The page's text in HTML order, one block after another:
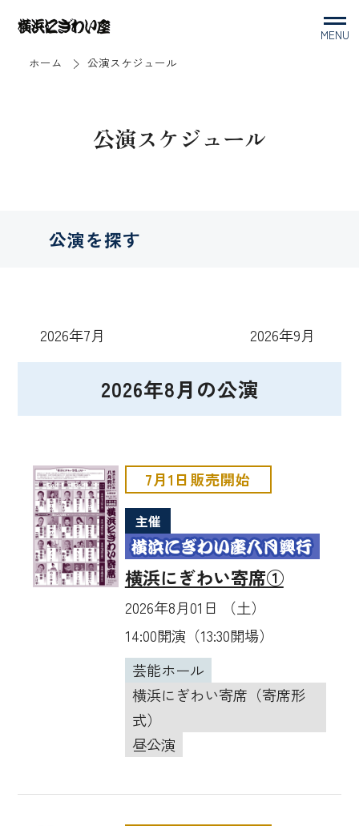
MENU
ホーム
公演スケジュール
公演スケジュール
公演を探す
2026年7月 2026年9月
2026年8月の公演
7月1日販売開始
主催
横浜にぎわい寄席①
2026年8月01日 （土）
14:00開演（13:30開場）
芸能ホール
横浜にぎわい寄席（寄席形
式）
昼公演